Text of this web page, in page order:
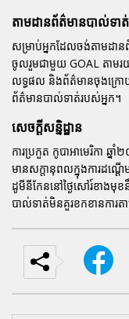
តាមដានព័ត៌មានបាល់ទា
សម្រាប់អ្នកដែលចង់តាមដា
ចូលរួមជាមួយ GOAL តាមរ
លទ្ធផល និងព័ត៌មានចុងក្រោយ
ព័ត៌មានបាល់ទាត់របស់អ្នក។
សេចក្តីសន្និដ្ឋាន
ការប្រកួត កូបាអាមេរិកា ឆ្នាំ
មានសក្តានុពលក្នុងការដណ្ត
ដូមីនីកែននៅថ្ងៃសៅរ៍ខាងមុ
បាល់ទាត់មិនគួរខកខានការ